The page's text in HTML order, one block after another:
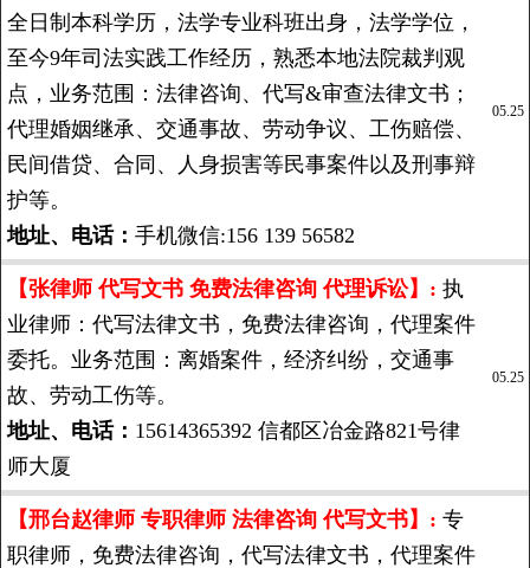
全日制本科学历，法学专业科班出身，法学学位，
至今9年司法实践工作经历，熟悉本地法院裁判观
点，业务范围：法律咨询、代写&审查法律文书；
代理婚姻继承、交通事故、劳动争议、工伤赔偿、
民间借贷、合同、人身损害等民事案件以及刑事辩
护等。
地址、电话： 手机微信:156 139 56582
05.25
【张律师 代写文书 免费法律咨询 代理诉讼】: 执
业律师：代写法律文书，免费法律咨询，代理案件
委托。业务范围：离婚案件，经济纠纷，交通事
故、劳动工伤等。
地址、电话： 15614365392 信都区冶金路821号律
师大厦
05.25
【邢台赵律师 专职律师 法律咨询 代写文书】: 专
职律师，免费法律咨询，代写法律文书，代理案件